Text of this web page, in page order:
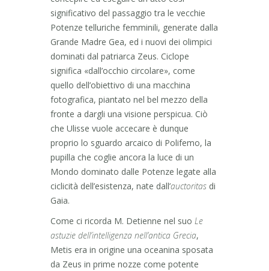
significativo del passaggio tra le vecchie
Potenze telluriche femminili, generate dalla
Grande Madre Gea, ed i nuovi dei olimpici
dominati dal patriarca Zeus. Ciclope
significa «dall’occhio circolare», come
quello dell’obiettivo di una macchina
fotografica, piantato nel bel mezzo della
fronte a dargli una visione perspicua. Ciò
che Ulisse vuole accecare è dunque
proprio lo sguardo arcaico di Polifemo, la
pupilla che coglie ancora la luce di un
Mondo dominato dalle Potenze legate alla
ciclicità dell’esistenza, nate dall’auctoritas di
Gaia.
Come ci ricorda M. Detienne nel suo Le
astuzie dell’intelligenza nell’antica Grecia,
Metis era in origine una oceanina sposata
da Zeus in prime nozze come potente